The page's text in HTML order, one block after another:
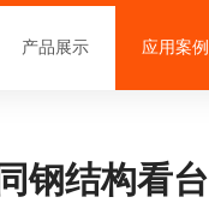
产品展示 应用案例
钢结构看台